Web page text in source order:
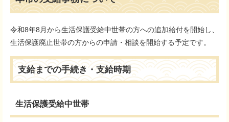
令和8年8月から生活保護受給中世帯の方への追加給付を開始し、
生活保護廃止世帯の方からの申請・相談を開始する予定です。
支給までの手続き・支給時期
生活保護受給中世帯